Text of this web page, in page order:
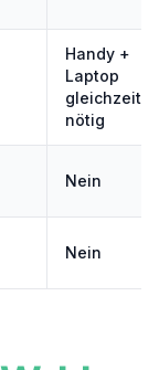
Handy +
Laptop
gleichzeitig
nötig
Nein
Nein